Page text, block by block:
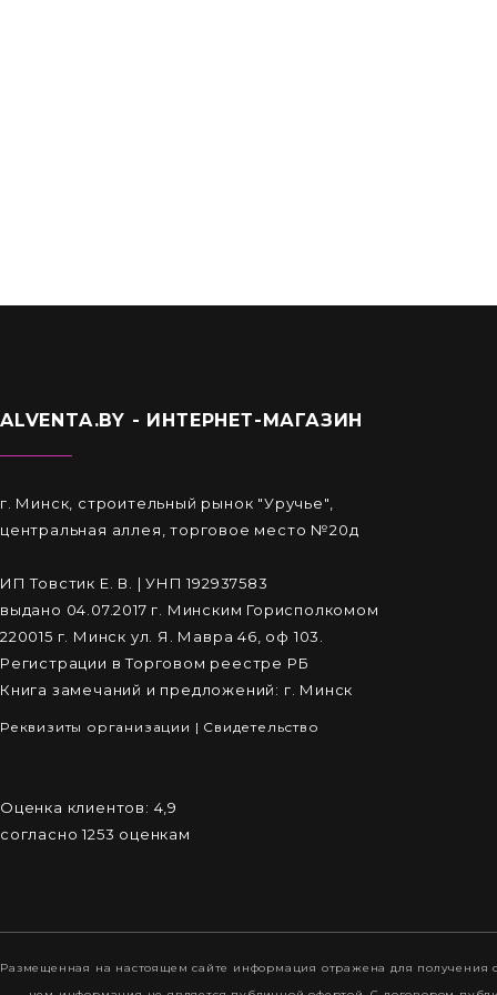
ALVENTA.BY - ИНТЕРНЕТ-МАГАЗИН
г. Минск, строительный рынок "Уручье",
центральная аллея, торговое место №20д
ИП Товстик Е. В. | УНП 192937583
выдано 04.07.2017 г. Минским Горисполкомом
220015 г. Минск ул. Я. Мавра 46, оф 103.
Регистрации в Торговом реестре РБ
Книга замечаний и предложений: г. Минск
Реквизиты организации | Cвидетельство
Оценка клиентов: 4,9
согласно1253 оценкам
Размещенная на настоящем сайте информация отражена для